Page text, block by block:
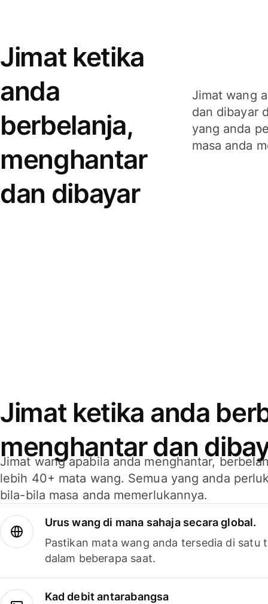
Jimat ketika
anda
berbelanja,
menghantar
dan dibayar
Jimat wang
dan dibayar
yang anda
masa anda
Jimat ketika anda
menghantar dan
Jimat wang apabila anda menghantar,
lebih 40+ mata wang. Semua yang anda
bila-bila masa anda memerlukannya.
Urus wang di mana sahaja secara global.
Pastikan mata wang anda tersedia di satu
dalam beberapa saat.
Kad debit antarabangsa